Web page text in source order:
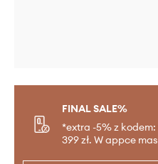
FINAL SALE%
*extra -5% z
399 zł. W appce